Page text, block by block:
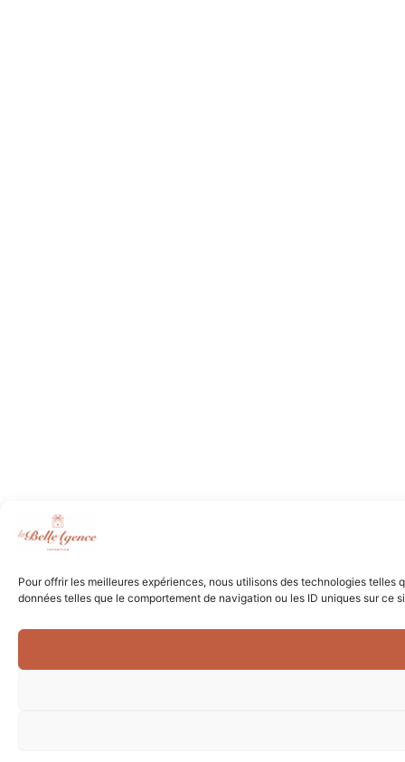
Pour offrir les meilleures expériences, nous utilisons des technologies
données telles que le comportement de navigation ou les ID uniques sur